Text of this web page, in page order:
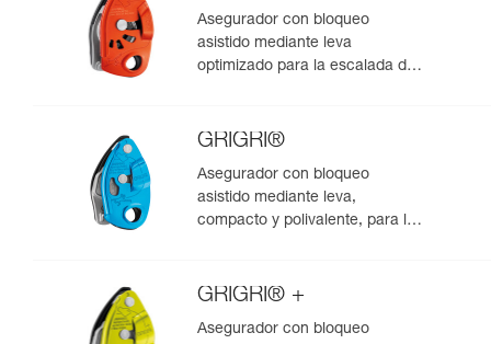
Asegurador con bloqueo
asistido mediante leva
optimizado para la escalada de
GRIGRI®
Asegurador con bloqueo
asistido mediante leva,
compacto y polivalente, para la
GRIGRI® +
Asegurador con bloqueo